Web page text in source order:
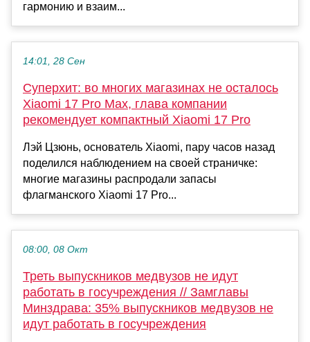
гармонию и взаим...
14:01, 28 Сен
Суперхит: во многих магазинах не осталось
Xiaomi 17 Pro Max, глава компании
рекомендует компактный Xiaomi 17 Pro
Лэй Цзюнь, основатель Xiaomi, пару часов назад
поделился наблюдением на своей страничке:
многие магазины распродали запасы
флагманского Xiaomi 17 Pro...
08:00, 08 Окт
Треть выпускников медвузов не идут
работать в госучреждения // Замглавы
Минздрава: 35% выпускников медвузов не
идут работать в госучреждения